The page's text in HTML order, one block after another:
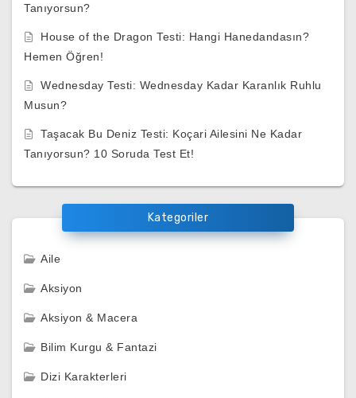
Tanıyorsun?
House of the Dragon Testi: Hangi Hanedandasın?
Hemen Öğren!
Wednesday Testi: Wednesday Kadar Karanlık Ruhlu
Musun?
Taşacak Bu Deniz Testi: Koçari Ailesini Ne Kadar
Tanıyorsun? 10 Soruda Test Et!
Kategoriler
Aile
Aksiyon
Aksiyon & Macera
Bilim Kurgu & Fantazi
Dizi Karakterleri